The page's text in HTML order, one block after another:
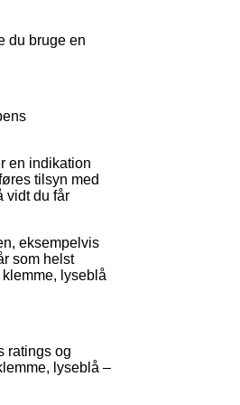
du bruge en
en indikation
tilsyn med
vidt du får
eksempelvis
som helst
lyseblå
ratings og
lyseblå –